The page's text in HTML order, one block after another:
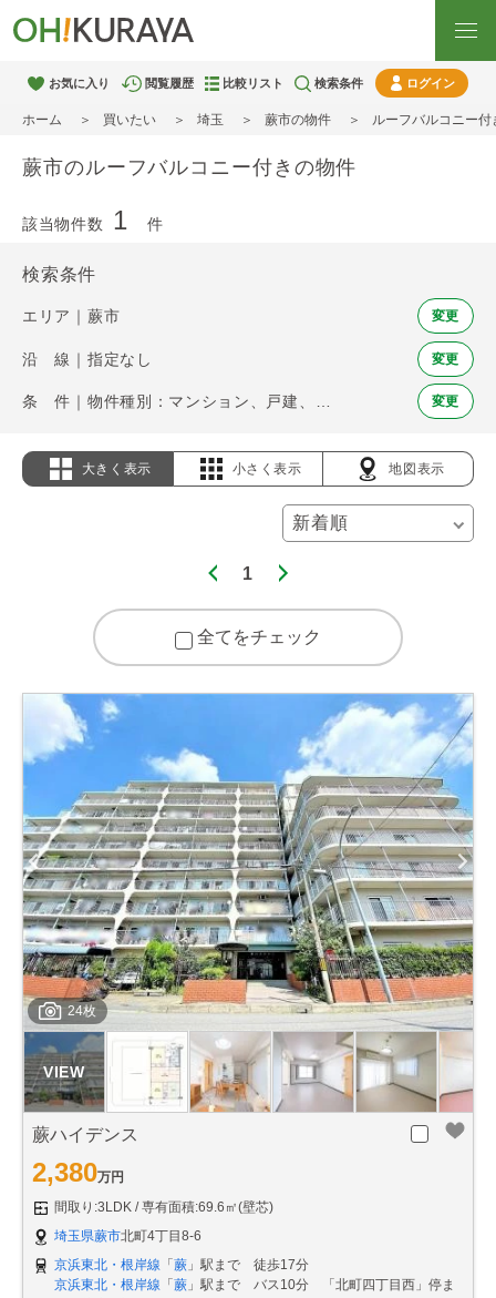
お気に入り 閲覧履歴 比較リスト 検索条件 ログイン
ホーム 買いたい 埼玉 蕨市の物件 ルーフバルコニー付
蕨市のルーフバルコニー付きの物件
該当物件数 1 件
検索条件
エリア｜蕨市 変更
沿 線｜指定なし 変更
変更
大きく表示 小さく表示 地図表示
1
全てをチェック
24枚
蕨ハイデンス
2,380万円
間取り:3LDK
専有面積:69.6㎡(壁芯)
埼玉県蕨市北町4丁目8-6
京浜東北・根岸線 「 蕨 」駅まで 徒歩17分
京浜東北・根岸線 「 蕨 」駅まで バス10分 「北町四丁目西」停ま